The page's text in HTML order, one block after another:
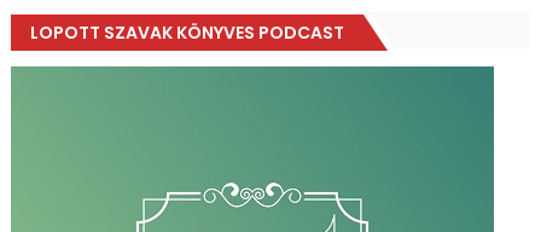
LOPOTT SZAVAK KÖNYVES PODCAST